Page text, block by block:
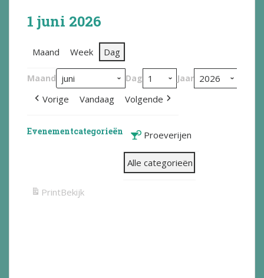
1 juni 2026
Maand Week Dag
Maand Dag Jaar
Vorige Vandaag Volgende
Evenementcategorieën Proeverijen
Alle categorieën
PrintBekijk